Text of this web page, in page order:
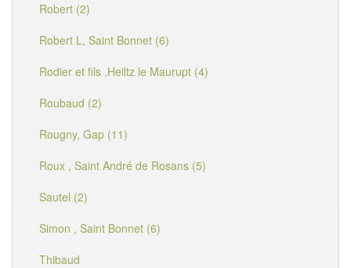
Robert (2)
Robert L, Saint Bonnet (6)
Rodier et fils ,Heiltz le Maurupt (4)
Roubaud (2)
Rougny, Gap (11)
Roux , Saint André de Rosans (5)
Sautel (2)
Simon , Saint Bonnet (6)
Thibaud